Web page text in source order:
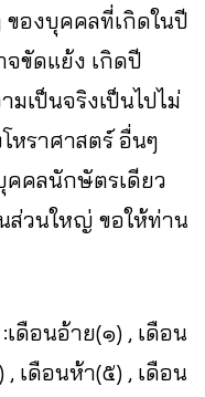
องบุคคลที่เกิดในปี
ขัดแย้ง เกิดปี
เป็นจริงเป็นไปไม่
หราศาสตร์ อื่นๆ
คคลนักษัตรเดียว
ส่วนใหญ่ ขอให้ท่าน
ดือนอ้าย(๑) , เดือน
เดือนห้า(๕) , เดือน